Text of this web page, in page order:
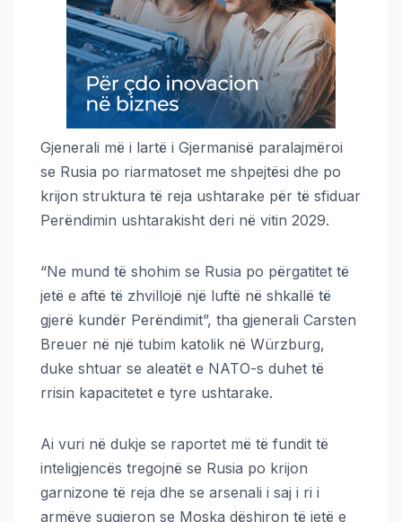
Gjenerali më i lartë i Gjermanisë paralajmëroi
se Rusia po riarmatoset me shpejtësi dhe po
krijon struktura të reja ushtarake për të sfiduar
Perëndimin ushtarakisht deri në vitin 2029.
“Ne mund të shohim se Rusia po përgatitet të
jetë e aftë të zhvillojë një luftë në shkallë të
gjerë kundër Perëndimit”, tha gjenerali Carsten
Breuer në një tubim katolik në Würzburg,
duke shtuar se aleatët e NATO-s duhet të
rrisin kapacitetet e tyre ushtarake.
Ai vuri në dukje se raportet më të fundit të
inteligjencës tregojnë se Rusia po krijon
garnizone të reja dhe se arsenali i saj i ri i
armëve sugjeron se Moska dëshiron të jetë e